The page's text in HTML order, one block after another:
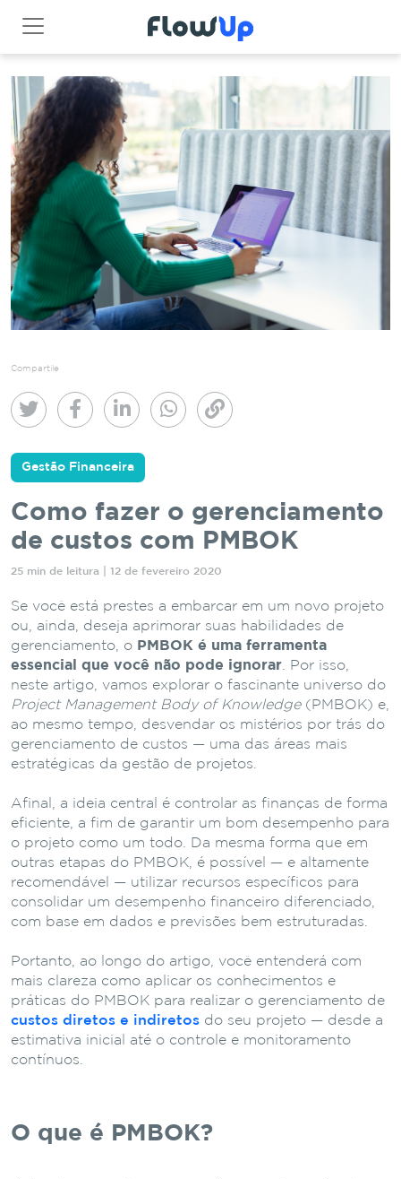
Compartile
Gestão Financeira
Como fazer o gerenciamento
de custos com PMBOK
25 min de leitura | 12 de fevereiro 2020
Se você está prestes a embarcar em um novo projeto
ou, ainda, deseja aprimorar suas habilidades de
gerenciamento, o PMBOK é uma ferramenta
essencial que você não pode ignorar . Por isso,
neste artigo, vamos explorar o fascinante universo do
Project Management Body of Knowledge(PMBOK) e,
ao mesmo tempo, desvendar os mistérios por trás do
gerenciamento de custos — uma das áreas mais
estratégicas da gestão de projetos.
Afinal, a ideia central é controlar as finanças de forma
eficiente, a fim de garantir um bom desempenho para
o projeto como um todo. Da mesma forma que em
outras etapas do PMBOK, é possível — e altamente
recomendável — utilizar recursos específicos para
consolidar um desempenho financeiro diferenciado,
com base em dados e previsões bem estruturadas.
Portanto, ao longo do artigo, você entenderá com
mais clareza como aplicar os conhecimentos e
práticas do PMBOK para realizar o gerenciamento de
custos diretos e indiretos do seu projeto — desde a
estimativa inicial até o controle e monitoramento
contínuos.
O que é PMBOK?